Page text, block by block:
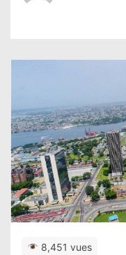
8,451 vues